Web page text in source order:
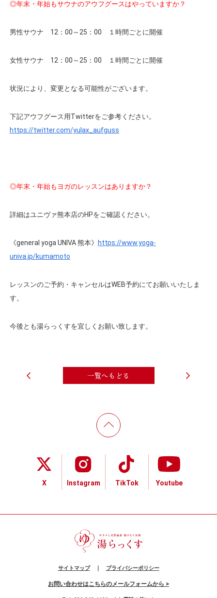
◎年末・年始もサウナのアウフグースはやっていますか？
男性サウナ 12：00～25：00 １時間ごとに開催
女性サウナ 12：00～25：00 １時間ごとに開催
状況により、変更となる可能性がございます。
下記アウフグース用Twitterをご参考ください。
https://twitter.com/yulax_aufguss
◎年末・年始もヨガのレッスンはありますか？
詳細はユニヴァ熊本店のHPをご確認ください。
《general yoga UNIVA 熊本》
https://www.yoga-
univa.jp/kumamoto
レッスンのご予約・キャンセルはWEB予約にてお願いいたしま
す。
今後とも湯らっくすを宜しくお願い致します。
一覧へもどる
X Instagram TikTok Youtube
サイトマップ｜ プライバシーポリシー
お問い合わせはこちらのメールフォームから >